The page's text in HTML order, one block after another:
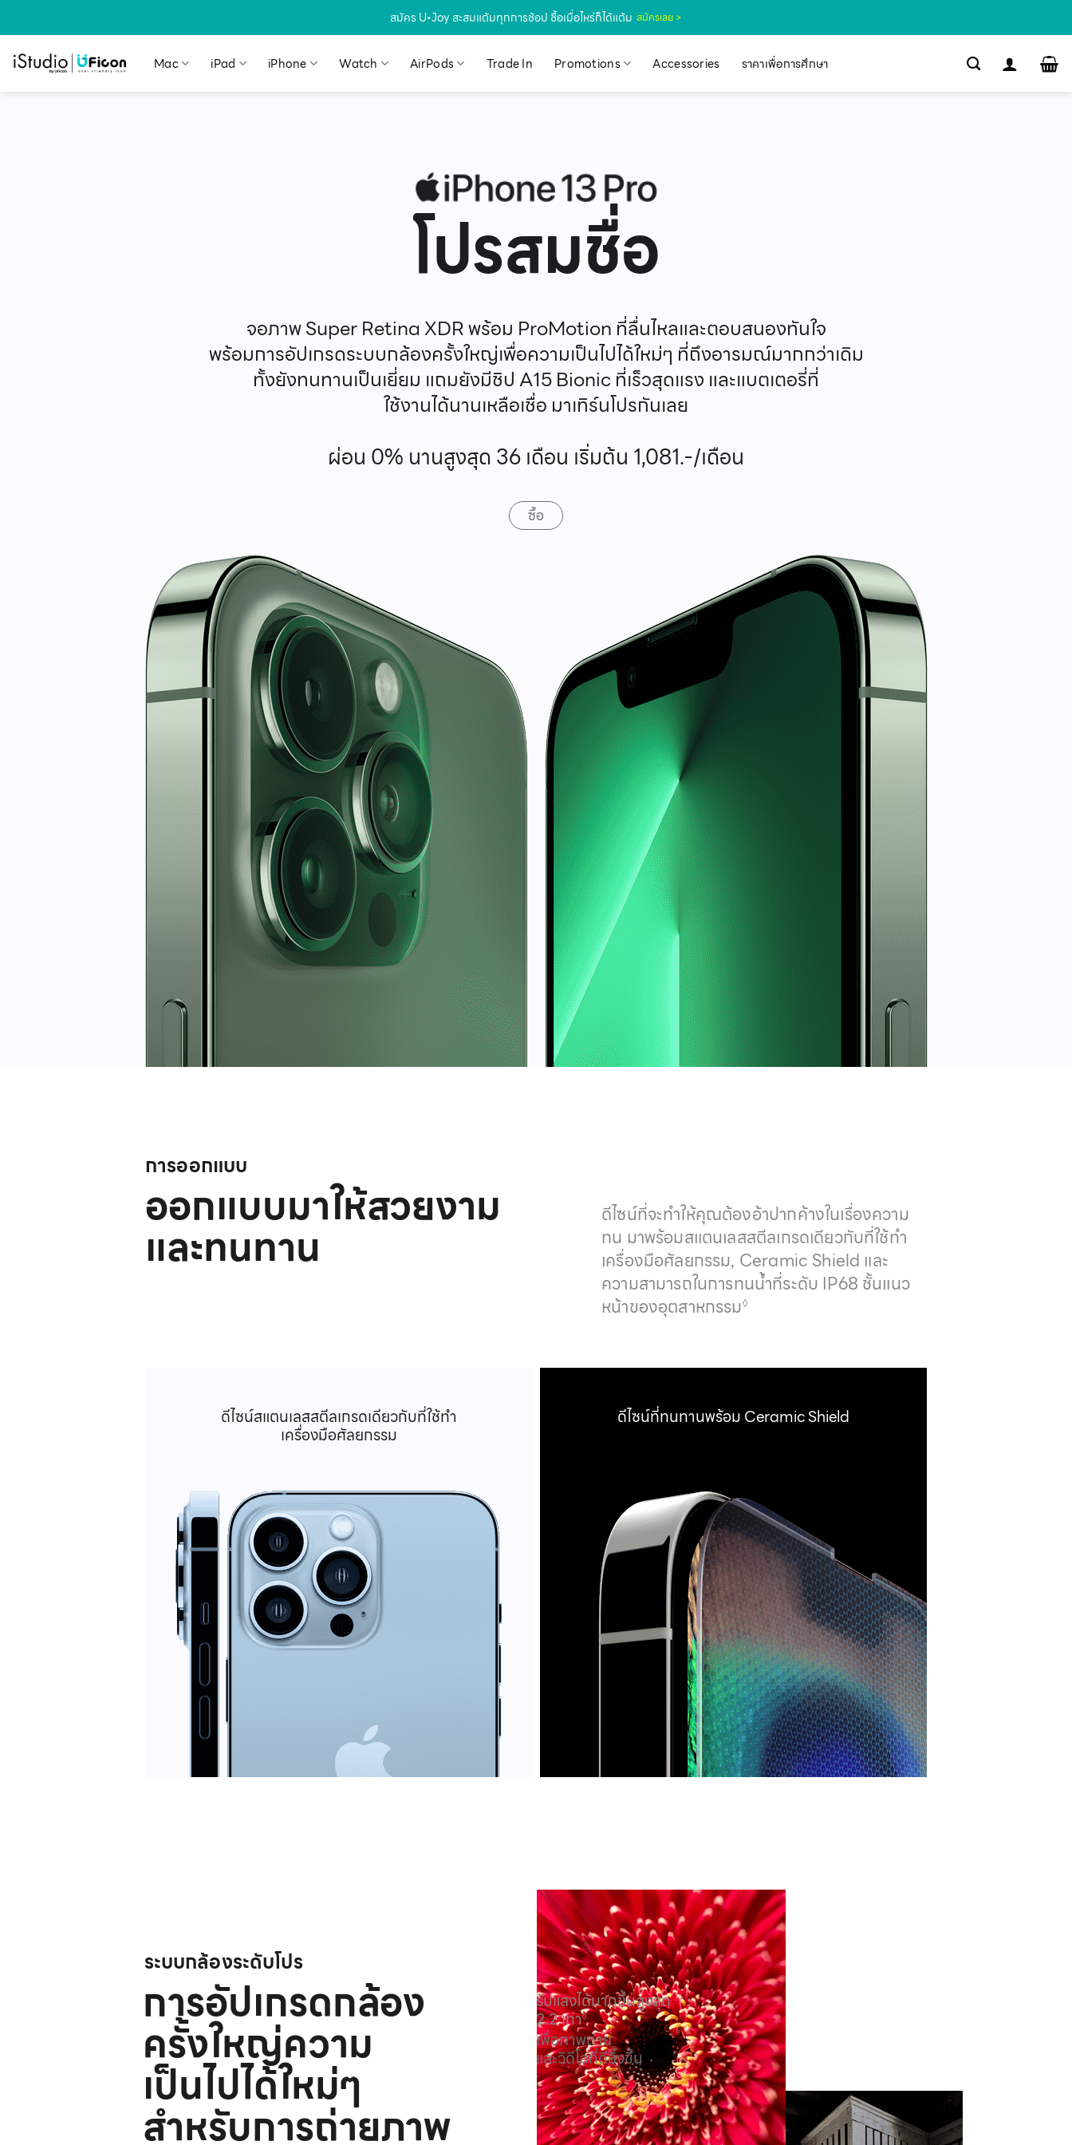
สมัคร U•Joy สะสมแต้มทุกการช้อป ซื้อเมื่อไหร่ก็ได้แต้ม สมัครเลย >
Mac iPad iPhone Watch AirPods Trade In Promotions Accessories ราคาเพื่อการศึกษา
โปรสมชื่อ
จอภาพ Super Retina XDR พร้อม ProMotion ที่ลื่นไหลและตอบสนองทันใจ
พร้อมการอัปเกรดระบบกล้องครั้งใหญ่เพื่อความเป็นไปได้ใหม่ๆ ที่ถึงอารมณ์มากกว่าเดิม
ทั้งยังทนทานเป็นเยี่ยม แถมยังมีชิป A15 Bionic ที่เร็วสุดแรง และแบตเตอรี่ที่
ใช้งานได้นานเหลือเชื่อ มาเทิร์นโปรกันเลย
ผ่อน 0% นานสูงสุด 36 เดือน เริ่มต้น 1,081.-/เดือน
ซื้อ
การออกแบบ
ออกแบบมาให้สวยงาม
และทนทาน
ดีไซน์ที่จะทำให้คุณต้องอ้าปากค้างในเรื่องความ
ทน มาพร้อมสแตนเลสสตีลเกรดเดียวกับที่ใช้ทำ
เครื่องมือศัลยกรรม, Ceramic Shield และ
ความสามารถในการทนน้ำที่ระดับ IP68 ชั้นแนว
หน้าของอุตสาหกรรม◊
ดีไซน์สแตนเลสสตีลเกรดเดียวกับที่ใช้ทำ
เครื่องมือศัลยกรรม
ดีไซน์ที่ทนทานพร้อม Ceramic Shield
ระบบกล้องระดับโปร
การอัปเกรดกล้อง
ครั้งใหญ่ความ
เป็นไปได้ใหม่ๆ
สำหรับการถ่ายภาพ
รับแสงได้มากขึ้นสูงสุด
2.2 เท่า◊
เพื่อภาพถ่าย
และวิดีโอที่ดียิ่งขึ้น